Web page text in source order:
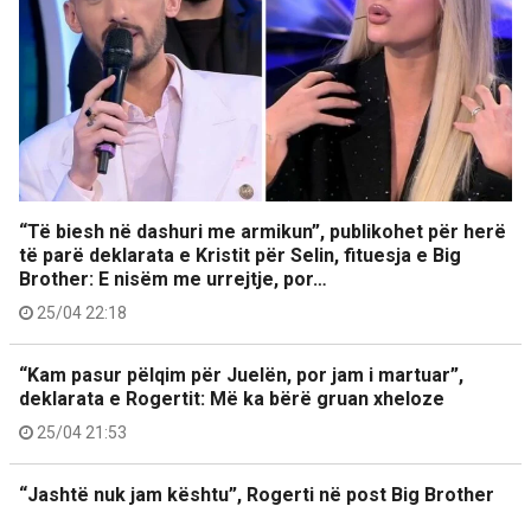
“Të biesh në dashuri me armikun”, publikohet për herë
të parë deklarata e Kristit për Selin, fituesja e Big
Brother: E nisëm me urrejtje, por…
25/04 22:18
“Kam pasur pëlqim për Juelën, por jam i martuar”,
deklarata e Rogertit: Më ka bërë gruan xheloze
25/04 21:53
“Jashtë nuk jam kështu”, Rogerti në post Big Brother